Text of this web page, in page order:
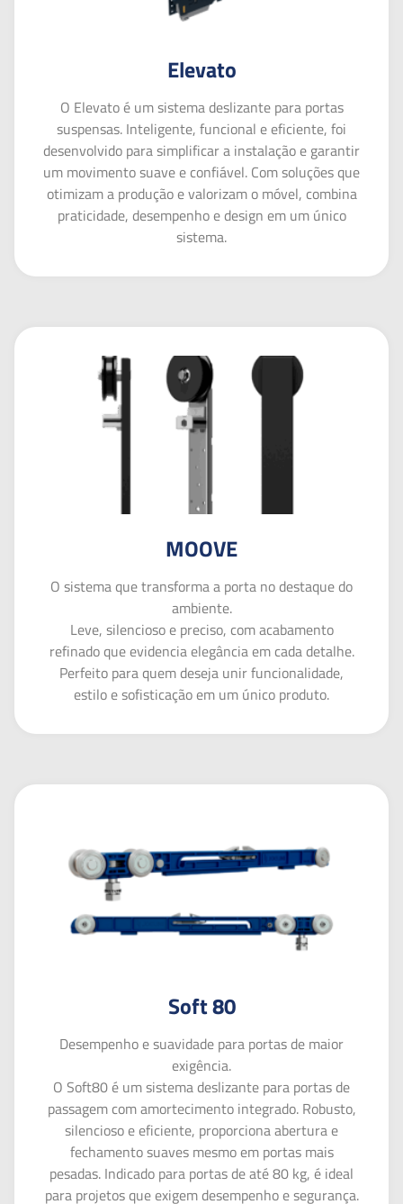
Elevato
O Elevato é um sistema deslizante para portas
suspensas. Inteligente, funcional e eficiente, foi
desenvolvido para simplificar a instalação e garantir
um movimento suave e confiável. Com soluções que
otimizam a produção e valorizam o móvel, combina
praticidade, desempenho e design em um único
sistema.
MOOVE
O sistema que transforma a porta no destaque do
ambiente.
Leve, silencioso e preciso, com acabamento
refinado que evidencia elegância em cada detalhe.
Perfeito para quem deseja unir funcionalidade,
estilo e sofisticação em um único produto.
Soft 80
Desempenho e suavidade para portas de maior
exigência.
O Soft80 é um sistema deslizante para portas de
passagem com amortecimento integrado. Robusto,
silencioso e eficiente, proporciona abertura e
fechamento suaves mesmo em portas mais
pesadas. Indicado para portas de até 80 kg, é ideal
para projetos que exigem desempenho e segurança.